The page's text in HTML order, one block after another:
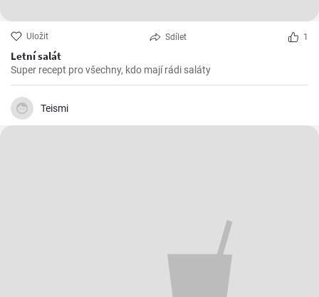
Uložit Sdílet 1
Letní salát
Super recept pro všechny, kdo mají rádi saláty
Teismi